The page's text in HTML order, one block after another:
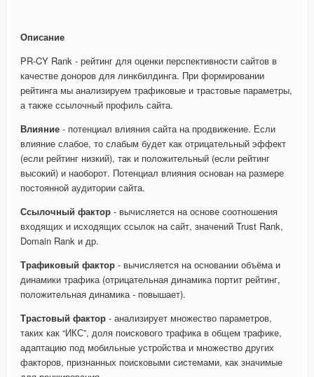
Описание
PR-CY Rank - рейтинг для оценки перспективности сайтов в
качестве доноров для линкбилдинга. При формировании
рейтинга мы анализируем трафиковые и трастовые параметры,
а также ссылочный профиль сайта.
Влияние - потенциал влияния сайта на продвижение. Если
влияние слабое, то слабым будет как отрицательный эффект
(если рейтинг низкий), так и положительный (если рейтинг
высокий) и наоборот. Потенциал влияния основан на размере
постоянной аудитории сайта.
Ссылочный фактор - вычисляется на основе соотношения
входящих и исходящих ссылок на сайт, значений Trust Rank,
Domain Rank и др.
Трафиковый фактор - вычисляется на основании объёма и
динамики трафика (отрицательная динамика портит рейтинг,
положительная динамика - повышает).
Трастовый фактор - анализирует множество параметров,
таких как “ИКС”, доля поискового трафика в общем трафике,
адаптацию под мобильные устройства и множество других
факторов, признанных поисковыми системами, как значимые